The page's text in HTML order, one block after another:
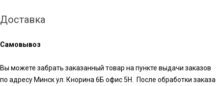
Доставка
Самовывоз
Вы можете забрать заказанный товар на пункте выдачи заказов
по адресу Минск ул. Кнорина 6Б офис 5Н. После обработки заказа